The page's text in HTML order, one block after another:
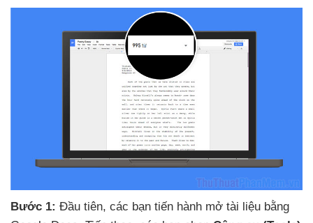
Bước 1: Đầu tiên, các bạn tiến hành mở tài liệu bằng